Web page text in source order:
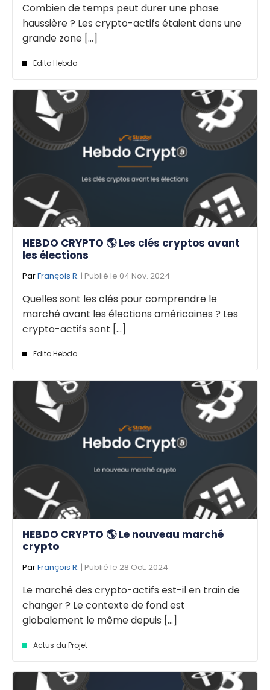
Combien de temps peut durer une phase
haussière ? Les crypto-actifs étaient dans une
grande zone [...]
Edito Hebdo
HEBDO CRYPTO 🌎 Les clés cryptos avant
les élections
ParFrançois R. | Publié le 04 Nov. 2024
Quelles sont les clés pour comprendre le
marché avant les élections américaines ? Les
crypto-actifs sont [...]
Edito Hebdo
HEBDO CRYPTO 🌎 Le nouveau marché
crypto
ParFrançois R. | Publié le 28 Oct. 2024
Le marché des crypto-actifs est-il en train de
changer ? Le contexte de fond est
globalement le même depuis [...]
Actus du Projet